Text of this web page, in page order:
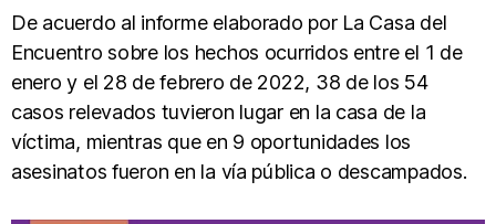
De acuerdo al informe elaborado por La Casa del
Encuentro sobre los hechos ocurridos entre el 1 de
enero y el 28 de febrero de 2022, 38 de los 54
casos relevados tuvieron lugar en la casa de la
víctima, mientras que en 9 oportunidades los
asesinatos fueron en la vía pública o descampados.